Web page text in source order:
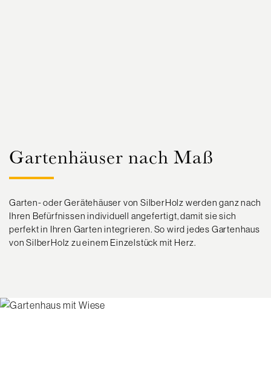
Gartenhäuser nach Maß
Garten- oder Gerätehäuser von SilberHolz werden ganz nach
Ihren Befürfnissen individuell angefertigt, damit sie sich
perfekt in Ihren Garten integrieren. So wird jedes Gartenhaus
von SilberHolz zu einem Einzelstück mit Herz.